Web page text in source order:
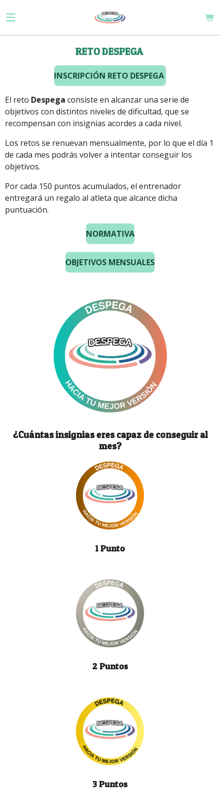
al
contenido
RETO DESPEGA
INSCRIPCIÓN RETO DESPEGA
El reto Despega consiste en alcanzar una serie de
objetivos con distintos niveles de dificultad, que se
recompensan con insignias acordes a cada nivel.
Los retos se renuevan mensualmente, por lo que el día 1
de cada mes podrás volver a intentar conseguir los
objetivos.
Por cada 150 puntos acumulados, el entrenador
entregará un regalo al atleta que alcance dicha
puntuación.
NORMATIVA
OBJETIVOS MENSUALES
¿Cuántas insignias eres capaz de conseguir al
mes?
1 Punto
2 Puntos
3 Puntos